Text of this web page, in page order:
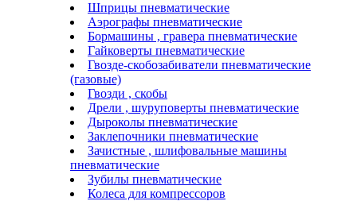
Шприцы пневматические
Аэрографы пневматические
Бормашины , гравера пневматические
Гайковерты пневматические
Гвозде-скобозабиватели пневматические
(газовые)
Гвозди , скобы
Дрели , шуруповерты пневматические
Дыроколы пневматические
Заклепочники пневматические
Зачистные , шлифовальные машины
пневматические
Зубилы пневматические
Колеса для компрессоров